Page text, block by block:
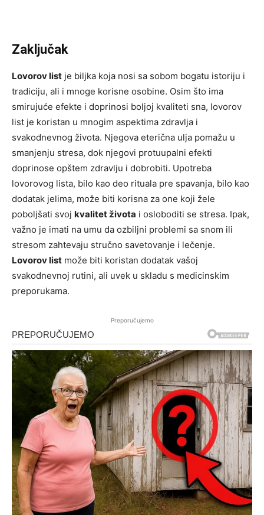
Zaključak
Lovorov list je biljka koja nosi sa sobom bogatu istoriju i
tradiciju, ali i mnoge korisne osobine. Osim što ima
smirujuće efekte i doprinosi boljoj kvaliteti sna, lovorov
list je koristan u mnogim aspektima zdravlja i
svakodnevnog života. Njegova eterična ulja pomažu u
smanjenju stresa, dok njegovi protuupalni efekti
doprinosе opštem zdravlju i dobrobiti. Upotreba
lovorovog lista, bilo kao deo rituala pre spavanja, bilo kao
dodatak jelima, može biti korisna za one koji žele
poboljšati svoj kvalitet života i osloboditi se stresa. Ipak,
važno je imati na umu da ozbiljni problemi sa snom ili
stresom zahtevaju stručno savetovanje i lečenje.
Lovorov list može biti koristan dodatak vašoj
svakodnevnoj rutini, ali uvek u skladu s medicinskim
preporukama.
Preporučujemo